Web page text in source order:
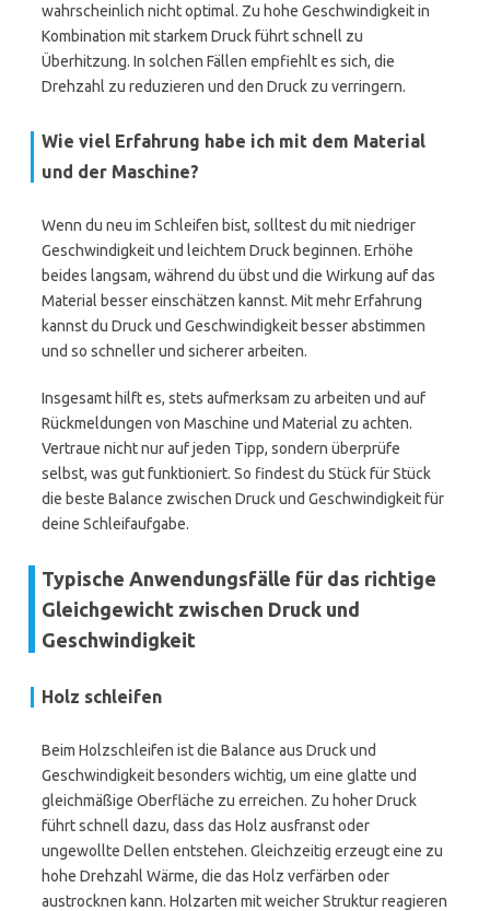
wahrscheinlich nicht optimal. Zu hohe Geschwindigkeit in
Kombination mit starkem Druck führt schnell zu
Überhitzung. In solchen Fällen empfiehlt es sich, die
Drehzahl zu reduzieren und den Druck zu verringern.
Wie viel Erfahrung habe ich mit dem Material
und der Maschine?
Wenn du neu im Schleifen bist, solltest du mit niedriger
Geschwindigkeit und leichtem Druck beginnen. Erhöhe
beides langsam, während du übst und die Wirkung auf das
Material besser einschätzen kannst. Mit mehr Erfahrung
kannst du Druck und Geschwindigkeit besser abstimmen
und so schneller und sicherer arbeiten.
Insgesamt hilft es, stets aufmerksam zu arbeiten und auf
Rückmeldungen von Maschine und Material zu achten.
Vertraue nicht nur auf jeden Tipp, sondern überprüfe
selbst, was gut funktioniert. So findest du Stück für Stück
die beste Balance zwischen Druck und Geschwindigkeit für
deine Schleifaufgabe.
Typische Anwendungsfälle für das richtige
Gleichgewicht zwischen Druck und
Geschwindigkeit
Holz schleifen
Beim Holzschleifen ist die Balance aus Druck und
Geschwindigkeit besonders wichtig, um eine glatte und
gleichmäßige Oberfläche zu erreichen. Zu hoher Druck
führt schnell dazu, dass das Holz ausfranst oder
ungewollte Dellen entstehen. Gleichzeitig erzeugt eine zu
hohe Drehzahl Wärme, die das Holz verfärben oder
austrocknen kann. Holzarten mit weicher Struktur reagieren